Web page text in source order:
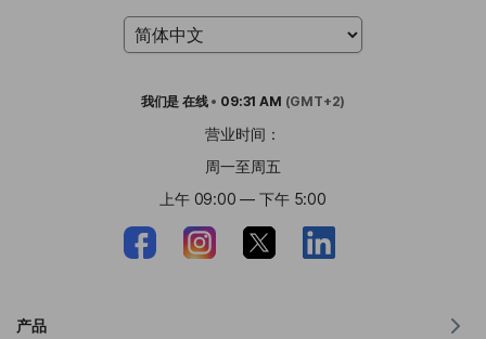
我们是在线 • 09:31 AM (GMT+2)
营业时间：
周一至周五
上午 09:00 — 下午 5:00
产品